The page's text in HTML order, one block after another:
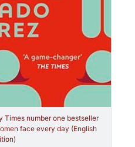
Times number one bestseller
face every day (English